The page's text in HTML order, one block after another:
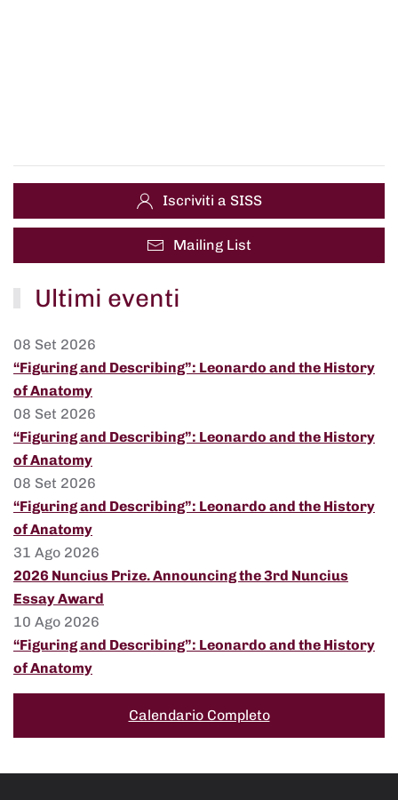
Iscriviti a SISS
Mailing List
Ultimi eventi
08 Set 2026
“Figuring and Describing”: Leonardo and the History
of Anatomy
08 Set 2026
“Figuring and Describing”: Leonardo and the History
of Anatomy
08 Set 2026
“Figuring and Describing”: Leonardo and the History
of Anatomy
31 Ago 2026
2026 Nuncius Prize. Announcing the 3rd Nuncius
Essay Award
10 Ago 2026
“Figuring and Describing”: Leonardo and the History
of Anatomy
Calendario Completo